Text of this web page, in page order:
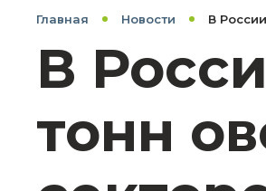
Главная Новости В
В
тонн